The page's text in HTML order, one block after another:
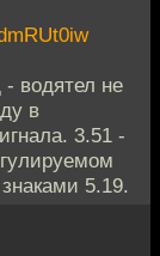
водятел не
в
3.51 -
5.19.